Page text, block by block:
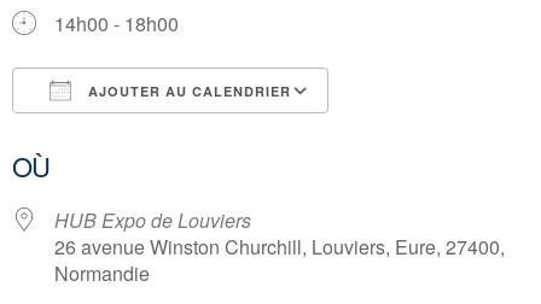
14h00 - 18h00
AJOUTER AU CALENDRIER
OÙ
HUB Expo de Louviers
26 avenue Winston Churchill, Louviers, Eure, 27400,
Normandie